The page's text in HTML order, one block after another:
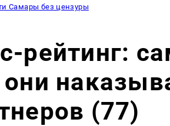
Самары без цензуры
рейтинг:
они
(77)